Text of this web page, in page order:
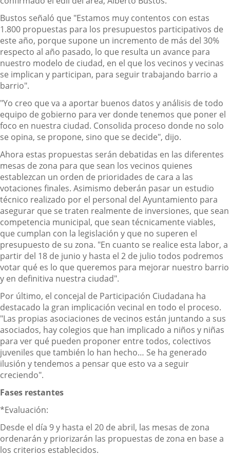
Bustos señaló que "Estamos muy contentos con estas
1.800 propuestas para los presupuestos participativos de
este año, porque supone un incremento de más del 30%
respecto al año pasado, lo que resulta un avance para
nuestro modelo de ciudad, en el que los vecinos y vecinas
se implican y participan, para seguir trabajando barrio a
barrio".
"Yo creo que va a aportar buenos datos y análisis de todo
equipo de gobierno para ver donde tenemos que poner el
foco en nuestra ciudad. Consolida proceso donde no solo
se opina, se propone, sino que se decide", dijo.
Ahora estas propuestas serán debatidas en las diferentes
mesas de zona para que sean los vecinos quienes
establezcan un orden de prioridades de cara a las
votaciones finales. Asimismo deberán pasar un estudio
técnico realizado por el personal del Ayuntamiento para
asegurar que se traten realmente de inversiones, que sean
competencia municipal, que sean técnicamente viables,
que cumplan con la legislación y que no superen el
presupuesto de su zona. "En cuanto se realice esta labor, a
partir del 18 de junio y hasta el 2 de julio todos podremos
votar qué es lo que queremos para mejorar nuestro barrio
y en definitiva nuestra ciudad".
Por último, el concejal de Participación Ciudadana ha
destacado la gran implicación vecinal en todo el proceso.
"Las propias asociaciones de vecinos están juntando a sus
asociados, hay colegios que han implicado a niños y niñas
para ver qué pueden proponer entre todos, colectivos
juveniles que también lo han hecho… Se ha generado
ilusión y tendemos a pensar que esto va a seguir
creciendo".
Fases restantes
*Evaluación:
Desde el día 9 y hasta el 20 de abril, las mesas de zona
ordenarán y priorizarán las propuestas de zona en base a
los criterios establecidos.